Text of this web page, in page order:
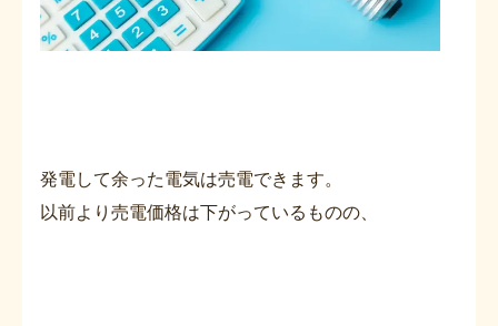
発電して余った電気は売電できます。
以前より売電価格は下がっているものの、